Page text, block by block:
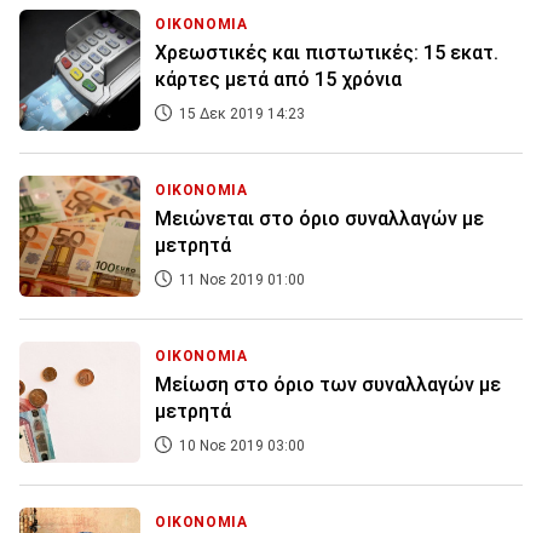
ΟΙΚΟΝΟΜΙΑ
Χρεωστικές και πιστωτικές: 15 εκατ.
κάρτες μετά από 15 χρόνια
15 Δεκ 2019 14:23
ΟΙΚΟΝΟΜΙΑ
Μειώνεται στο όριο συναλλαγών με
μετρητά
11 Νοε 2019 01:00
ΟΙΚΟΝΟΜΙΑ
Μείωση στο όριο των συναλλαγών με
μετρητά
10 Νοε 2019 03:00
ΟΙΚΟΝΟΜΙΑ